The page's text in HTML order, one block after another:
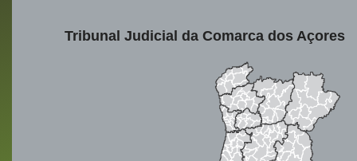
Tribunal Judicial da Comarca dos Açores